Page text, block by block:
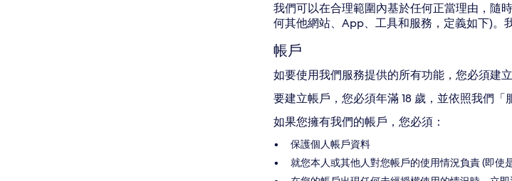
我們可以在合理範圍內基於任何正當理由，隨
何其他網站、App、工具和服務，定義如下)。
帳戶
如要使用我們服務提供的所有功能，您必須建
要建立帳戶，您必須年滿 18 歲，並依照我們「
如果您擁有我們的帳戶，您必須：
保護個人帳戶資料
就您本人或其他人對您帳戶的使用情況負責 (即使